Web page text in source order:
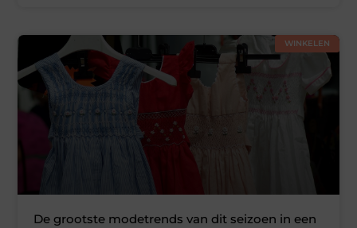
WINKELEN
De grootste modetrends van dit seizoen in een